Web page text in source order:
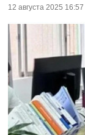
12 августа 2025 16:57